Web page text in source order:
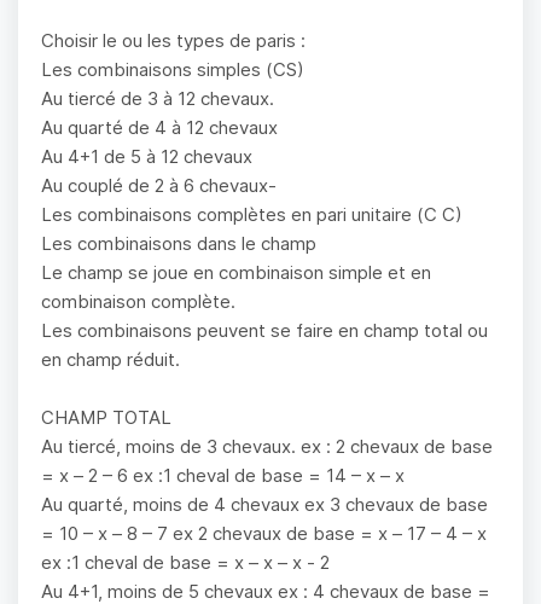
Choisir le ou les types de paris :
Les combinaisons simples (CS)
Au tiercé de 3 à 12 chevaux.
Au quarté de 4 à 12 chevaux
Au 4+1 de 5 à 12 chevaux
Au couplé de 2 à 6 chevaux-
Les combinaisons complètes en pari unitaire (C C)
Les combinaisons dans le champ
Le champ se joue en combinaison simple et en
combinaison complète.
Les combinaisons peuvent se faire en champ total ou
en champ réduit.
CHAMP TOTAL
Au tiercé, moins de 3 chevaux. ex : 2 chevaux de base
= x – 2 – 6 ex :1 cheval de base = 14 – x – x
Au quarté, moins de 4 chevaux ex 3 chevaux de base
= 10 – x – 8 – 7 ex 2 chevaux de base = x – 17 – 4 – x
ex :1 cheval de base = x – x – x - 2
Au 4+1, moins de 5 chevaux ex : 4 chevaux de base =